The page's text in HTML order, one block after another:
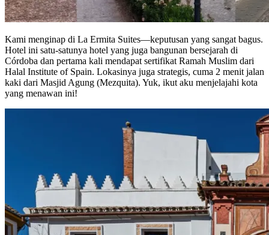
Kami menginap di La Ermita Suites—keputusan yang sangat bagus.
Hotel ini satu-satunya hotel yang juga bangunan bersejarah di
Córdoba dan pertama kali mendapat sertifikat Ramah Muslim dari
Halal Institute of Spain. Lokasinya juga strategis, cuma 2 menit jalan
kaki dari Masjid Agung (Mezquita). Yuk, ikut aku menjelajahi kota
yang menawan ini!